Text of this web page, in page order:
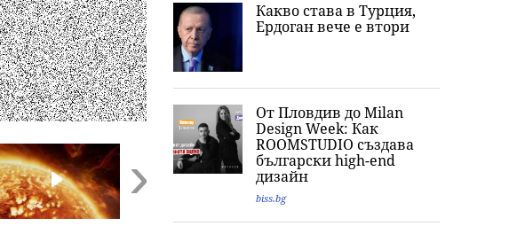
Какво става в Турция,
Ердоган вече е втори
От Пловдив до Milan
Design Week: Как
ROOMSTUDIO създава
български high-end
дизайн
biss.bg